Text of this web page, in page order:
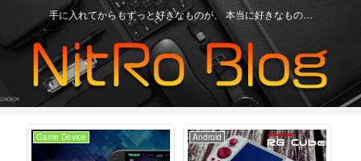
手に入れてからもずっと好きなものが、 本当に好きなもの…
Game Device Android